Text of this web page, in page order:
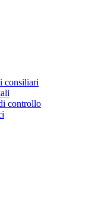
consiliari
controllo